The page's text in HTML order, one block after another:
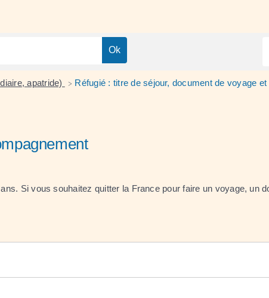
apatride) > Réfugié : titre de séjour, document de voyage
Si vous souhaitez quitter la France pour faire un voyage, un